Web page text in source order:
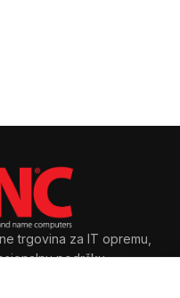
trgovina za IT opremu,
podršku.